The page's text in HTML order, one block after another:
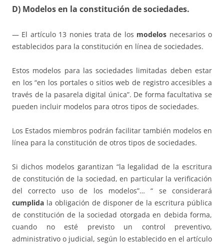
D) Modelos en la constitución de sociedades.
— El artículo 13 nonies trata de los modelos necesarios o
establecidos para la constitución en línea de sociedades.
Estos modelos para las sociedades limitadas deben estar
en los “en los portales o sitios web de registro accesibles a
través de la pasarela digital única”. De forma facultativa se
pueden incluir modelos para otros tipos de sociedades.
Los Estados miembros podrán facilitar también modelos en
línea para la constitución de otros tipos de sociedades.
Si dichos modelos garantizan “la legalidad de la escritura
de constitución de la sociedad, en particular la verificación
del correcto uso de los modelos”… “ se considerará
cumplida la obligación de disponer de la escritura pública
de constitución de la sociedad otorgada en debida forma,
cuando no esté previsto un control preventivo,
administrativo o judicial, según lo establecido en el artículo